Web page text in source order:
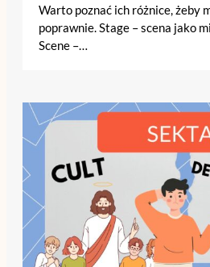
Warto poznać ich różnice, żeby
poprawnie. Stage – scena jako
Scene –…